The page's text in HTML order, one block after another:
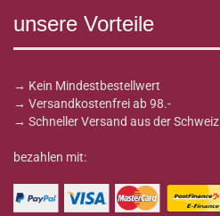
unsere Vorteile
→ Kein Mindestbestellwert
→ Versandkostenfrei ab 98.-
→ Schneller Versand aus der Schweiz
bezahlen mit: